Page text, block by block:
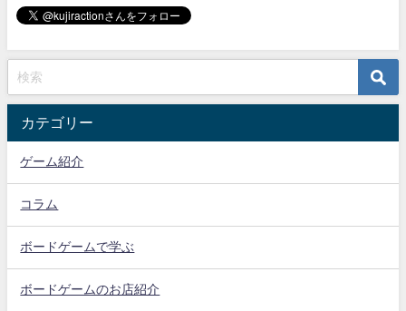
カテゴリー
ゲーム紹介
コラム
ボードゲームで学ぶ
ボードゲームのお店紹介